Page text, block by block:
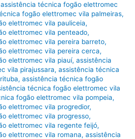
assistência técnica fogão elettromec
fogão elettromec vila palmeiras,
elettromec vila pauliceia,
elettromec vila penteado,
elettromec vila pereira barreto,
elettromec vila pereira cerca,
elettromec vila piauí,assistência
vila pirajussara,assistência técnica
,assistência técnica fogão
técnica fogão elettromec vila
fogão elettromec vila pompeia,
elettromec vila progredior,
elettromec vila progresso,
elettromec vila regente feijó,
elettromec vila romana,assistência